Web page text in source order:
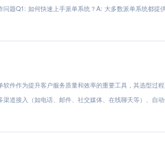
题Q1: 如何快速上手派单系统？A: 大多数派单系统都
件作为提升客户服务质量和效率的重要工具，其选型过
道接入（如电话、邮件、社交媒体、在线聊天等）、自